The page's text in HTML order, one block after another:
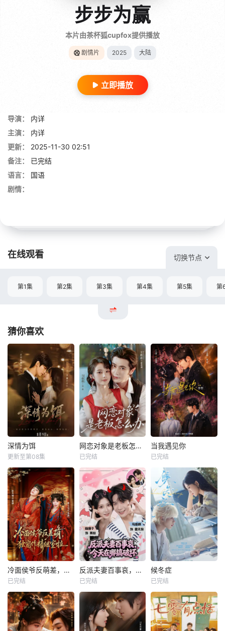
步步为赢
本片由茶杯狐cupfox提供播放
剧情片 2025 大陆
立即播放
导演：
内详
主演：
内详
更新：
2025-11-30 02:51
备注：
已完结
语言：
国语
剧情：
在线观看 切换节点
第1集 第2集 第3集 第4集 第5集 第
猜你喜欢
深情为饵
更新至第08集
网恋对象是老板怎么办
已完结
当我遇见你
已完结
冷面侯爷反萌差，独宠作精继室啦
已完结
反派夫妻百事哀，今天在哪搞破坏
已完结
候冬症
已完结